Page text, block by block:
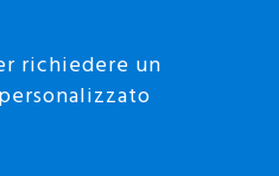
richiedere un